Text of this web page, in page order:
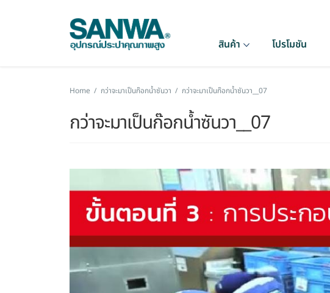
สินค้า โปรโมชัน
Home / กว่าจะมาเป็นก๊อกน้ำซันวา / กว่าจะมาเป็นก๊อกน้ำซันวา__07
กว่าจะมาเป็นก๊อกน้ำซันวา__07